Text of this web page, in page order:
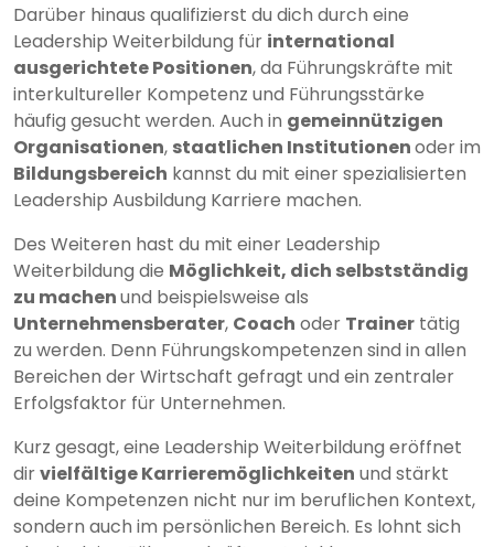
Darüber hinaus qualifizierst du dich durch eine
Leadership Weiterbildung für international
ausgerichtete Positionen, da Führungskräfte mit
interkultureller Kompetenz und Führungsstärke
häufig gesucht werden. Auch in gemeinnützigen
Organisationen, staatlichen Institutionenoder im
Bildungsbereich kannst du mit einer spezialisierten
Leadership Ausbildung Karriere machen.
Des Weiteren hast du mit einer Leadership
Weiterbildung die Möglichkeit, dich selbstständig
zu machenund beispielsweise als
Unternehmensberater, Coach oder Trainer tätig
zu werden. Denn Führungskompetenzen sind in allen
Bereichen der Wirtschaft gefragt und ein zentraler
Erfolgsfaktor für Unternehmen.
Kurz gesagt, eine Leadership Weiterbildung eröffnet
dirvielfältige Karrieremöglichkeiten und stärkt
deine Kompetenzen nicht nur im beruflichen Kontext,
sondern auch im persönlichen Bereich. Es lohnt sich